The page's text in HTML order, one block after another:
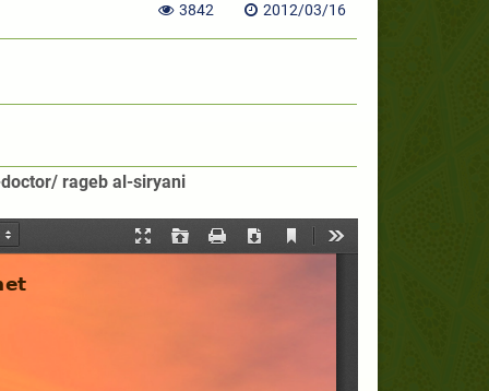
3842 2012/03/16
rageb al-siryani